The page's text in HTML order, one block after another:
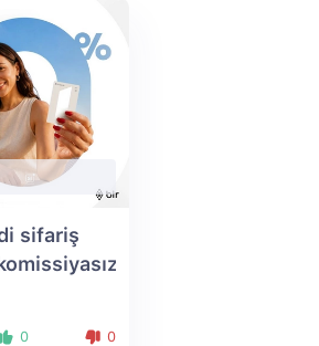
sifariş
0 0